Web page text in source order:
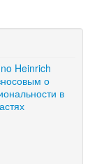
Heinrich
о
в